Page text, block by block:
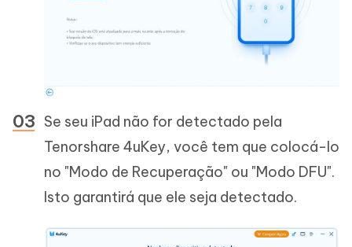
Se seu iPad não for detectado pela
Tenorshare 4uKey, você tem que colocá-lo
no "Modo de Recuperação" ou "Modo DFU".
Isto garantirá que ele seja detectado.